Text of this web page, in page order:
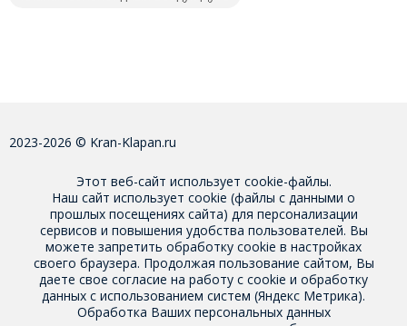
2023-2026 © Kran-Klapan.ru
Этот веб-сайт использует cookie-файлы.
Наш сайт использует cookie (файлы с данными о
прошлых посещениях сайта) для персонализации
сервисов и повышения удобства пользователей. Вы
можете запретить обработку cookie в настройках
своего браузера. Продолжая пользование сайтом, Вы
даете свое согласие на работу с cookie и обработку
данных с использованием систем (Яндекс Метрика).
Обработка Ваших персональных данных